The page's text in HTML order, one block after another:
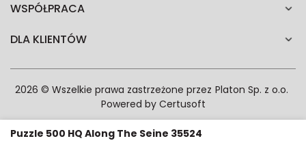
Puzzle 500 HQ Along The Seine 35524
WSPÓŁPRACA
DLA KLIENTÓW
2026 © Wszelkie prawa zastrzeżone przez Platon Sp. z o.o.
Powered by Certusoft